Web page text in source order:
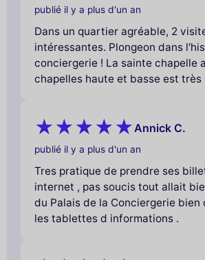
publié il y a plus d'un an
Dans un quartier agréable, 2
intéressantes. Plongeon dans
conciergerie ! La sainte chapelle
chapelles haute et basse est très
Annick C.
publié il y a plus d'un an
Tres pratique de prendre ses
internet , pas soucis tout allait
du Palais de la Conciergerie bien
les tablettes d informations .